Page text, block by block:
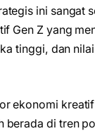
ini sangat
Gen Z yang
tinggi, dan
ekonomi
berada di tren